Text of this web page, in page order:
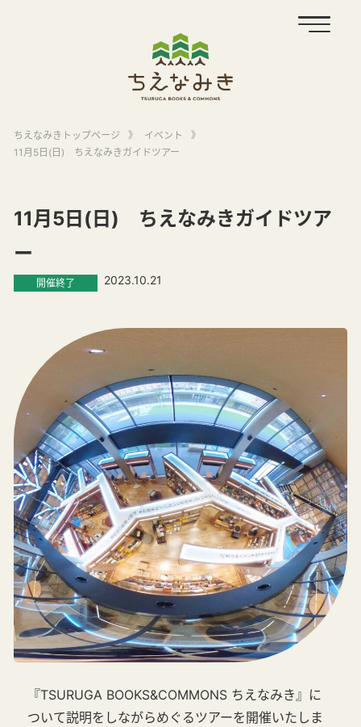
ちえなみきトップページ 》 イベント
》
11月5日(日) ちえなみきガイドツアー
11月5日(日) ちえなみきガイドツア
ー
開催終了 2023.10.21
『TSURUGA BOOKS&COMMONS ちえなみき』 に
ついて説明をしながらめぐるツアーを開催いたしま